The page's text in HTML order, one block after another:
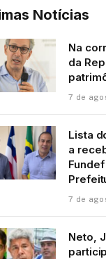
Notícias
Na
da
7 de
Lista
a
7 de
Neto,